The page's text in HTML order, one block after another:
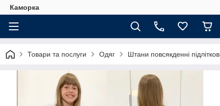
Каморка
Товари та послуги Одяг Штани повсякденні